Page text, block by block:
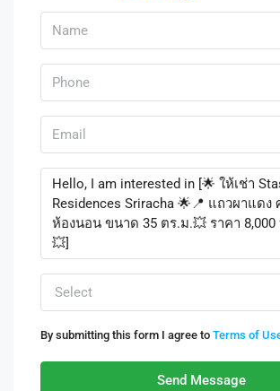
Select
By submitting this form I agree to Terms of
Send Message